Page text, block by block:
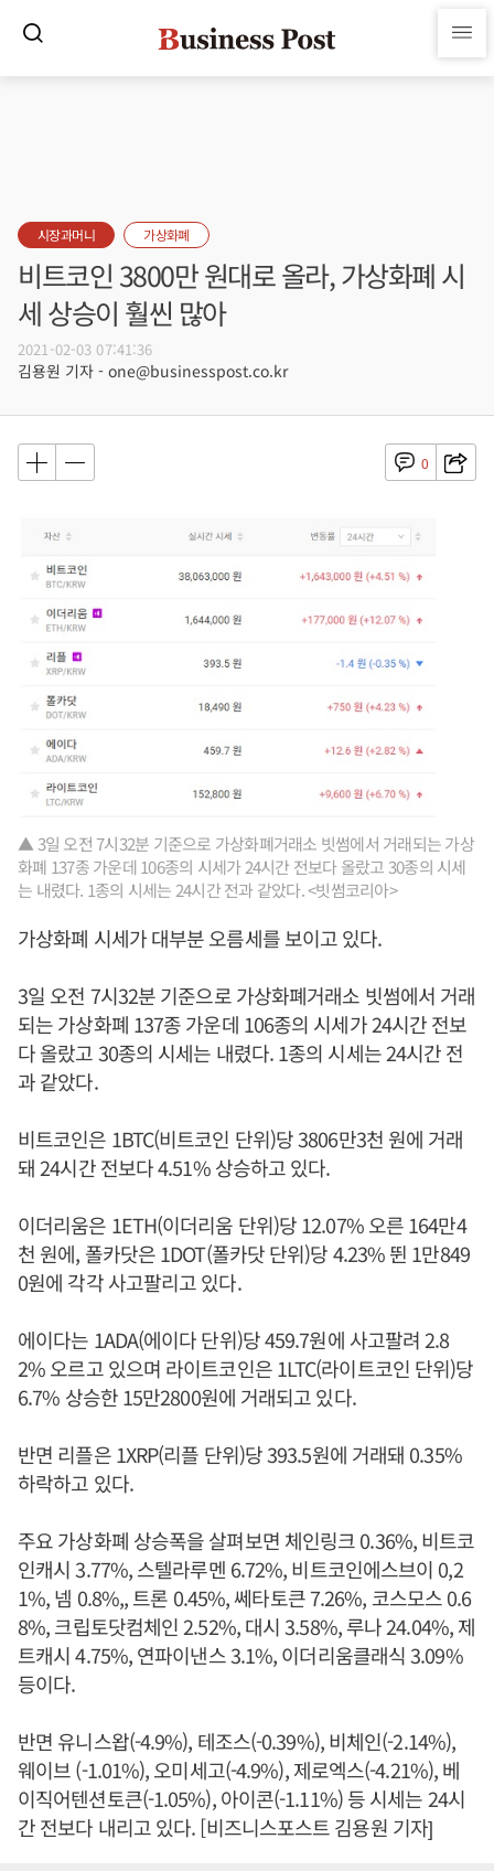
시장과머니 가상화폐
비트코인 3800만 원대로 올라, 가상화폐 시
세 상승이 훨씬 많아
2021-02-03 07:41:36
김용원 기자 - one@businesspost.co.kr
0
▲ 3일 오전 7시32분 기준으로 가상화폐거래소 빗썸에서 거래되는 가상
화폐 137종 가운데 106종의 시세가 24시간 전보다 올랐고 30종의 시세
는 내렸다. 1종의 시세는 24시간 전과 같았다. <빗썸코리아>
가상화폐 시세가 대부분 오름세를 보이고 있다.
3일 오전 7시32분 기준으로 가상화폐거래소 빗썸에서 거래
되는 가상화폐 137종 가운데 106종의 시세가 24시간 전보
다 올랐고 30종의 시세는 내렸다. 1종의 시세는 24시간 전
과 같았다.
비트코인은 1BTC(비트코인 단위)당 3806만3천 원에 거래
돼 24시간 전보다 4.51% 상승하고 있다.
이더리움은 1ETH(이더리움 단위)당 12.07% 오른 164만4
천 원에, 폴카닷은 1DOT(폴카닷 단위)당 4.23% 뛴 1만849
0원에 각각 사고팔리고 있다.
에이다는 1ADA(에이다 단위)당 459.7원에 사고팔려 2.8
2% 오르고 있으며 라이트코인은 1LTC(라이트코인 단위)당
6.7% 상승한 15만2800원에 거래되고 있다.
반면 리플은 1XRP(리플 단위)당 393.5원에 거래돼 0.35%
하락하고 있다.
주요 가상화폐 상승폭을 살펴보면 체인링크 0.36%, 비트코
인캐시 3.77%, 스텔라루멘 6.72%, 비트코인에스브이 0,2
1%, 넴 0.8%,, 트론 0.45%, 쎄타토큰 7.26%, 코스모스 0.6
8%, 크립토닷컴체인 2.52%, 대시 3.58%, 루나 24.04%, 제
트캐시 4.75%, 연파이낸스 3.1%, 이더리움클래식 3.09%
등이다.
반면 유니스왑(-4.9%), 테조스(-0.39%), 비체인(-2.14%),
웨이브 (-1.01%), 오미세고(-4.9%), 제로엑스(-4.21%), 베
이직어텐션토큰(-1.05%), 아이콘(-1.11%) 등 시세는 24시
간 전보다 내리고 있다. [비즈니스포스트 김용원 기자]